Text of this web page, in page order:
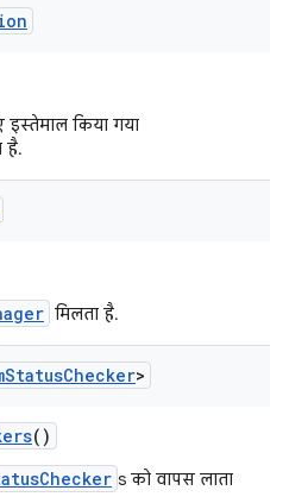
किया गया
है.
मिलता है.
StatusChecker>
()
s को वापस लाता